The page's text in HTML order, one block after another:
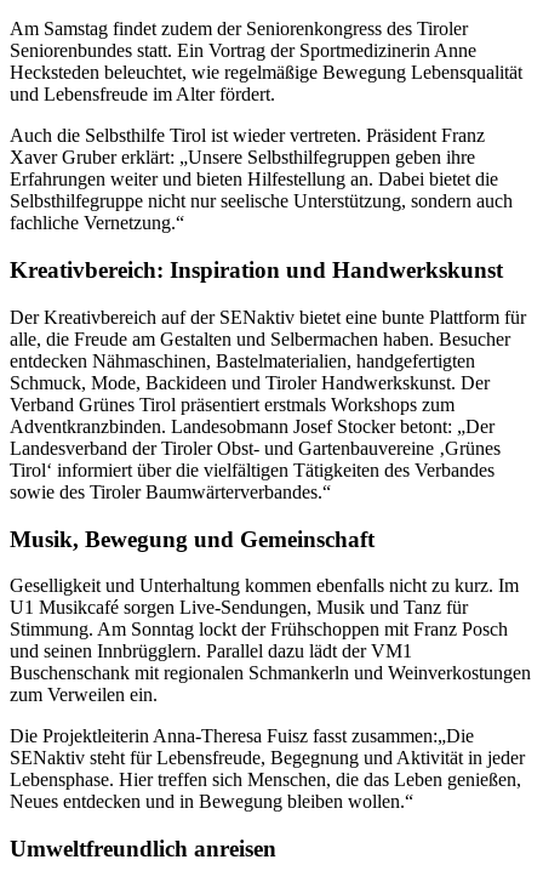
Am Samstag findet zudem der Seniorenkongress des Tiroler
Seniorenbundes statt. Ein Vortrag der Sportmedizinerin Anne
Hecksteden beleuchtet, wie regelmäßige Bewegung Lebensqualität
und Lebensfreude im Alter fördert.
Auch die Selbsthilfe Tirol ist wieder vertreten. Präsident Franz
Xaver Gruber erklärt: „Unsere Selbsthilfegruppen geben ihre
Erfahrungen weiter und bieten Hilfestellung an. Dabei bietet die
Selbsthilfegruppe nicht nur seelische Unterstützung, sondern auch
fachliche Vernetzung.“
Kreativbereich: Inspiration und Handwerkskunst
Der Kreativbereich auf der SENaktiv bietet eine bunte Plattform für
alle, die Freude am Gestalten und Selbermachen haben. Besucher
entdecken Nähmaschinen, Bastelmaterialien, handgefertigten
Schmuck, Mode, Backideen und Tiroler Handwerkskunst. Der
Verband Grünes Tirol präsentiert erstmals Workshops zum
Adventkranzbinden. Landesobmann Josef Stocker betont: „Der
Landesverband der Tiroler Obst- und Gartenbauvereine ‚Grünes
Tirol‘ informiert über die vielfältigen Tätigkeiten des Verbandes
sowie des Tiroler Baumwärterverbandes.“
Musik, Bewegung und Gemeinschaft
Geselligkeit und Unterhaltung kommen ebenfalls nicht zu kurz. Im
U1 Musikcafé sorgen Live-Sendungen, Musik und Tanz für
Stimmung. Am Sonntag lockt der Frühschoppen mit Franz Posch
und seinen Innbrügglern. Parallel dazu lädt der VM1
Buschenschank mit regionalen Schmankerln und Weinverkostungen
zum Verweilen ein.
Die Projektleiterin Anna-Theresa Fuisz fasst zusammen:„Die
SENaktiv steht für Lebensfreude, Begegnung und Aktivität in jeder
Lebensphase. Hier treffen sich Menschen, die das Leben genießen,
Neues entdecken und in Bewegung bleiben wollen.“
Umweltfreundlich anreisen